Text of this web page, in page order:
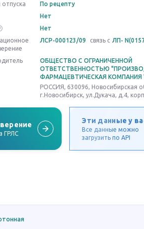
отпуска
По рецепту
Нет
Нет
ЛСР-000123/09 связь с ЛП-
ОБЩЕСТВО С ОГРАНИЧЕННОЙ
ОТВЕТСТВЕННОСТЬЮ
ФАРМАЦЕВТИЧЕСКАЯ КОМПАНИЯ
РОССИЯ, 630096, Новосибирская
г.Новосибирск, ул.Дукача, д.4,
ГРЛС
Эти данные у
Все данные можно
загрузить по API